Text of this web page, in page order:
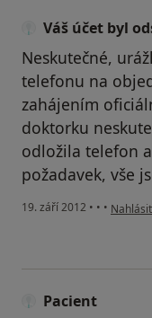
Váš účet byl
Neskutečné,
telefonu na
zahájením
doktorku
odložila telefon
požadavek, vše
19. září 2012 • • • podle
Pacient